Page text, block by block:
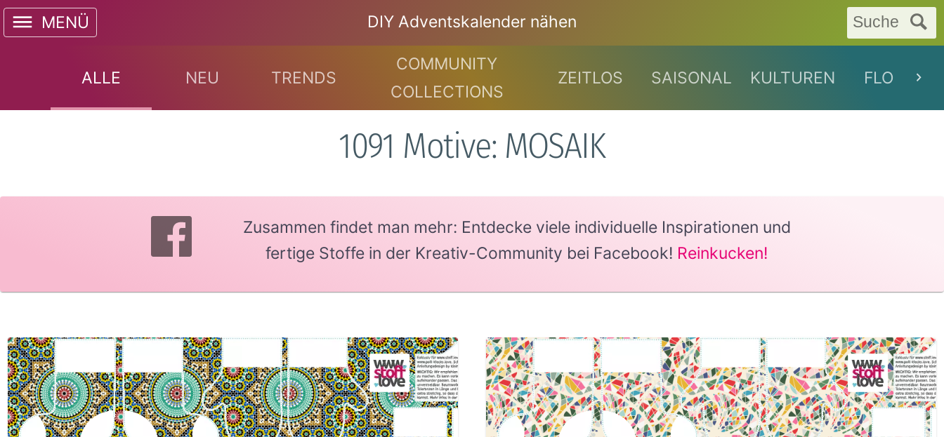
MENÜ DIY Adventskalender nähen Suche
ALLE NEU TRENDS
COMMUNITY
COLLECTIONS
ZEITLOS SAISONAL KULTUREN FLORAL
1091 Motive: MOSAIK
Zusammen findet man mehr: Entdecke viele individuelle Inspirationen und
fertige Stoffe in der Kreativ-Community bei Facebook! Reinkucken!